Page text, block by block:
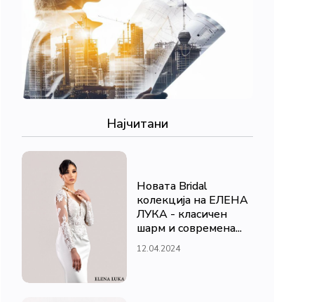
Најчитани
Новата Bridal
колекција на ЕЛЕНА
ЛУКА - класичен
шарм и современа...
12.04.2024